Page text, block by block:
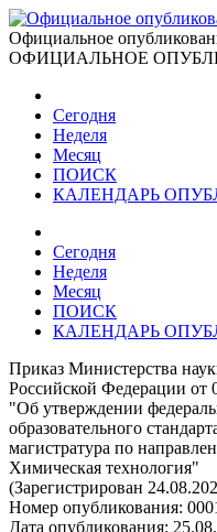
Официальное
ОФИЦИАЛЬНОЕ
Сегодня
Неделя
Месяц
ПОИСК
КАЛЕНДАРЬ
Сегодня
Неделя
Месяц
ПОИСК
КАЛЕНДАРЬ
Приказ Министерства
Российской Федерации от
"Об утверждении
образовательного
магистратура по
Химическая технология"
(Зарегистрирован
Номер опубликования:
Дата опубликования: